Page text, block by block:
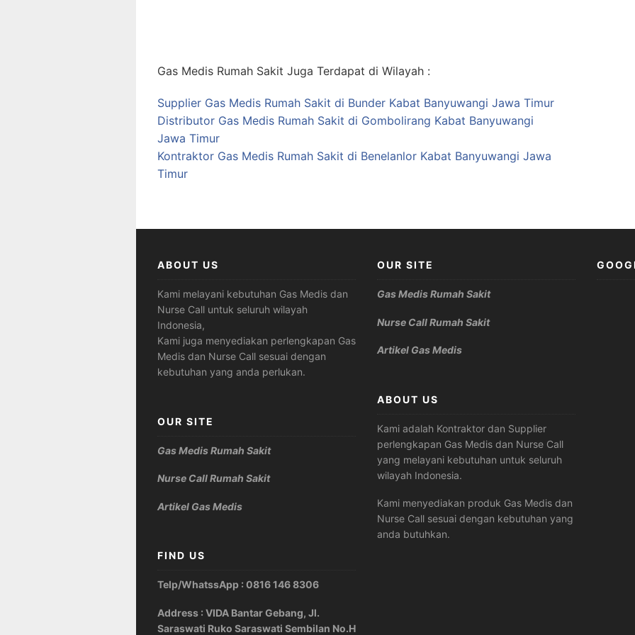
Gas Medis Rumah Sakit Juga Terdapat di Wilayah :
Supplier Gas Medis Rumah Sakit di Bunder Kabat Banyuwangi Jawa Timur
Distributor Gas Medis Rumah Sakit di Gombolirang Kabat Banyuwangi
Jawa Timur
Kontraktor Gas Medis Rumah Sakit di Benelanlor Kabat Banyuwangi Jawa
Timur
ABOUT US
Kami melayani kebutuhan Gas Medis dan
Nurse Call untuk seluruh wilayah
Indonesia,
Kami juga menyediakan perlengkapan Gas
Medis dan Nurse Call sesuai dengan
kebutuhan yang anda perlukan.
OUR SITE
Gas Medis Rumah Sakit
Nurse Call Rumah Sakit
Artikel Gas Medis
FIND US
Telp/WhatssApp : 0816 146 8306
Address : VIDA Bantar Gebang, Jl.
Saraswati Ruko Saraswati Sembilan No.H
OUR SITE
Gas Medis Rumah Sakit
Nurse Call Rumah Sakit
Artikel Gas Medis
ABOUT US
Kami adalah Kontraktor dan Supplier
perlengkapan Gas Medis dan Nurse Call
yang melayani kebutuhan untuk seluruh
wilayah Indonesia.
Kami menyediakan produk Gas Medis dan
Nurse Call sesuai dengan kebutuhan yang
anda butuhkan.